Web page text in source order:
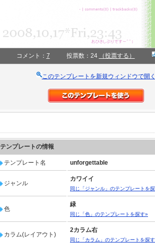
コメント： 7 投票数：24 （投票する）
このテンプレートを新規ウィンドウで開
テンプレートの情報
テンプレート名 unforgettable
ジャンル
カワイイ
同じ「ジャンル」のテンプレートを
色
緑
同じ「色」のテンプレートを探す»
カラム(レイアウト)
2カラム右
同じ「カラム」のテンプレートを探